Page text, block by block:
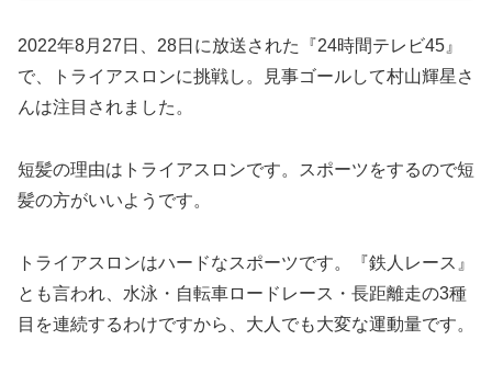
2022年8月27日、28日に放送された『24時間テレビ45』
で、トライアスロンに挑戦し。見事ゴールして村山輝星さ
んは注目されました。
短髪の理由はトライアスロンです。スポーツをするので短
髪の方がいいようです。
トライアスロンはハードなスポーツです。『鉄人レース』
とも言われ、水泳・自転車ロードレース・長距離走の3種
目を連続するわけですから、大人でも大変な運動量です。